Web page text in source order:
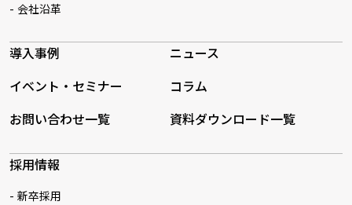
会社沿革
導入事例
ニュース
イベント・セミナー
コラム
お問い合わせ一覧
資料ダウンロード一覧
採用情報
新卒採用